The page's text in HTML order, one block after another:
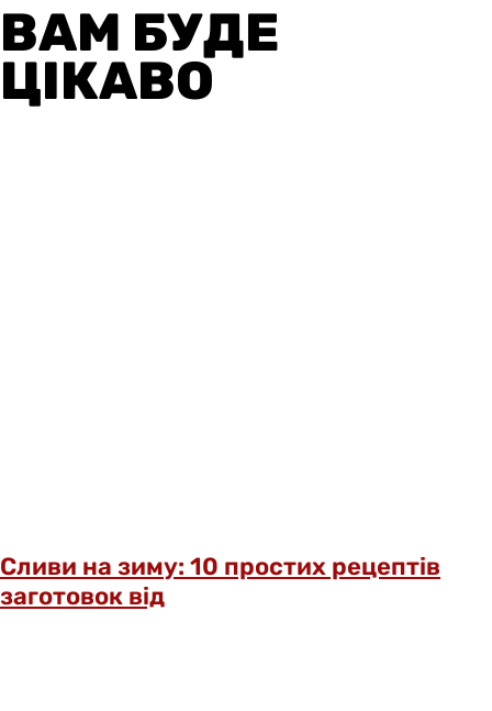
ВАМ БУДЕ
ЦІКАВО
Сливи на зиму: 10 простих рецептів
заготовок від